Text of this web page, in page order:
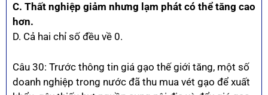
C. Thất nghiệp giảm nhưng lạm phát có thể tăng cao
hơn.
D. Cả hai chỉ số đều về 0.
Câu 30: Trước thông tin giá gạo thế giới tăng, một số
doanh nghiệp trong nước đã thu mua vét gạo để xuất